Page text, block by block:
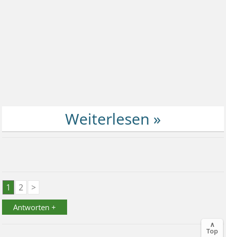
1 2 >
Antworten +
∧
Top